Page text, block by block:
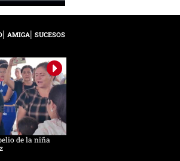
AMIGA SUCESOS
de la niña